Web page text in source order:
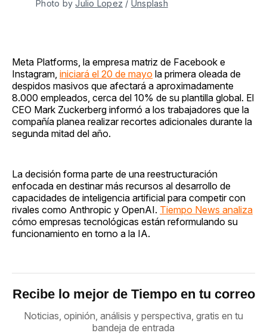
Photo by Julio Lopez / Unsplash
Meta Platforms, la empresa matriz de Facebook e
Instagram, iniciará el 20 de mayo la primera oleada de
despidos masivos que afectará a aproximadamente
8.000 empleados, cerca del 10% de su plantilla global. El
CEO Mark Zuckerberg informó a los trabajadores que la
compañía planea realizar recortes adicionales durante la
segunda mitad del año.
La decisión forma parte de una reestructuración
enfocada en destinar más recursos al desarrollo de
capacidades de inteligencia artificial para competir con
rivales como Anthropic y OpenAI. Tiempo News analiza
cómo empresas tecnológicas están reformulando su
funcionamiento en torno a la IA.
Recibe lo mejor de Tiempo en tu correo
Noticias, opinión, análisis y perspectiva, gratis en tu
bandeja de entrada